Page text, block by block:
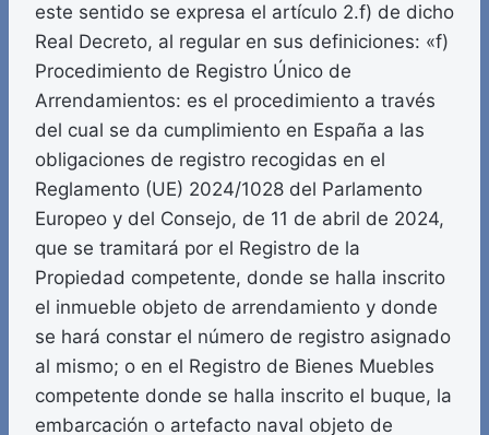
este sentido se expresa el artículo 2.f) de dicho
Real Decreto, al regular en sus definiciones: «f)
Procedimiento de Registro Único de
Arrendamientos: es el procedimiento a través
del cual se da cumplimiento en España a las
obligaciones de registro recogidas en el
Reglamento (UE) 2024/1028 del Parlamento
Europeo y del Consejo, de 11 de abril de 2024,
que se tramitará por el Registro de la
Propiedad competente, donde se halla inscrito
el inmueble objeto de arrendamiento y donde
se hará constar el número de registro asignado
al mismo; o en el Registro de Bienes Muebles
competente donde se halla inscrito el buque, la
embarcación o artefacto naval objeto de